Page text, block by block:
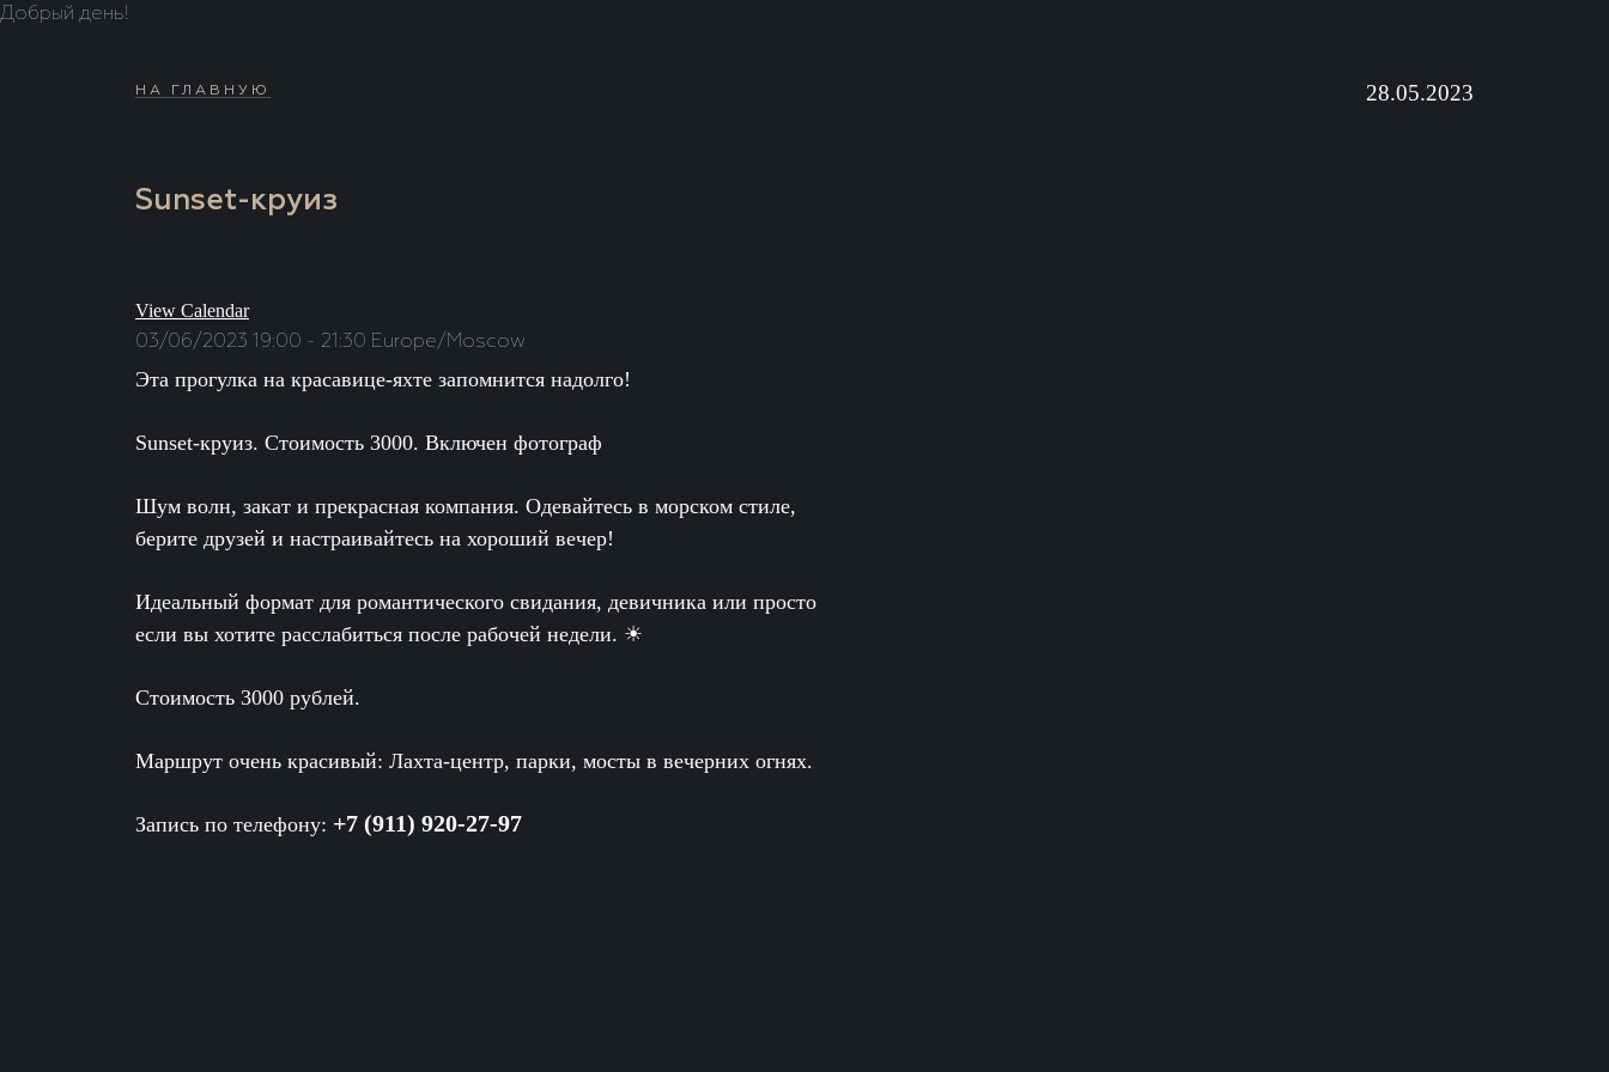
Добрый день!
НА ГЛАВНУЮ 28.05.2023
Sunset-круиз
View Calendar
03/06/2023 19:00 - 21:30 Europe/Moscow
Эта прогулка на красавице-яхте запомнится надолго!
Sunset-круиз. Стоимость 3000. Включен фотограф
Шум волн, закат и прекрасная компания. Одевайтесь в морском стиле,
берите друзей и настраивайтесь на хороший вечер!
Идеальный формат для романтического свидания, девичника или просто
если вы хотите расслабиться после рабочей недели. ☀
Стоимость 3000 рублей.
Маршрут очень красивый: Лахта-центр, парки, мосты в вечерних огнях.
Запись по телефону: +7 (911) 920-27-97